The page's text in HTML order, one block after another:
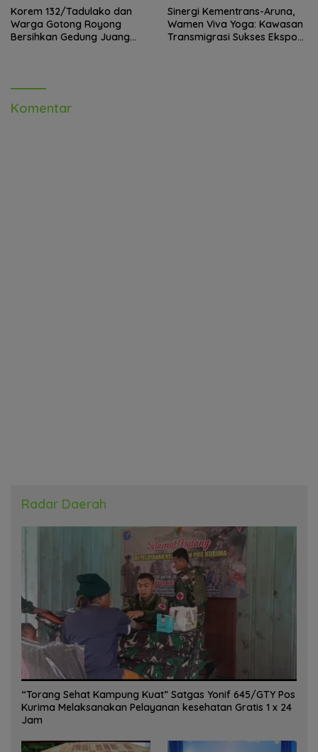
Korem 132/Tadulako dan
Warga Gotong Royong
Bersihkan Gedung Juang
Sinergi Kementrans-Aruna,
Wamen Viva Yoga: Kawasan
Transmigrasi Sukses Ekspor
Komentar
Radar Daerah
“Torang Sehat Kampung Kuat” Satgas Yonif 645/GTY Pos
Kurima Melaksanakan Pelayanan kesehatan Gratis 1 x 24
Jam